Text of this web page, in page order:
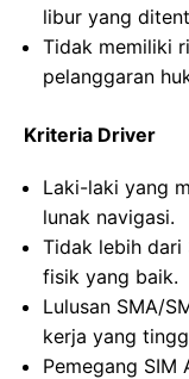
libur yang
Tidak memiliki
pelanggaran
Kriteria Driver
Laki-laki yang
lunak navigasi.
Tidak lebih dari
fisik yang baik.
Lulusan SMA/
kerja yang
Pemegang SIM